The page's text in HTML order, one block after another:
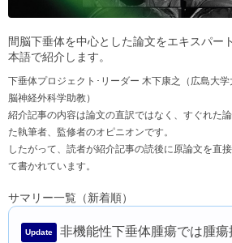
間脳下垂体を中心とした論文をエキスパー
本語で紹介します。
下垂体プロジェクト･リーダー 木下康之（広島大
脳神経外科学助教）
紹介記事の内容は論文の直訳ではなく、すぐれた
た執筆者、監修者のオピニオンです。
したがって、読者が紹介記事の読後に原論文を直
て書かれています。
サマリー一覧（新着順）
Update
非機能性下垂体腫瘍では腫瘍